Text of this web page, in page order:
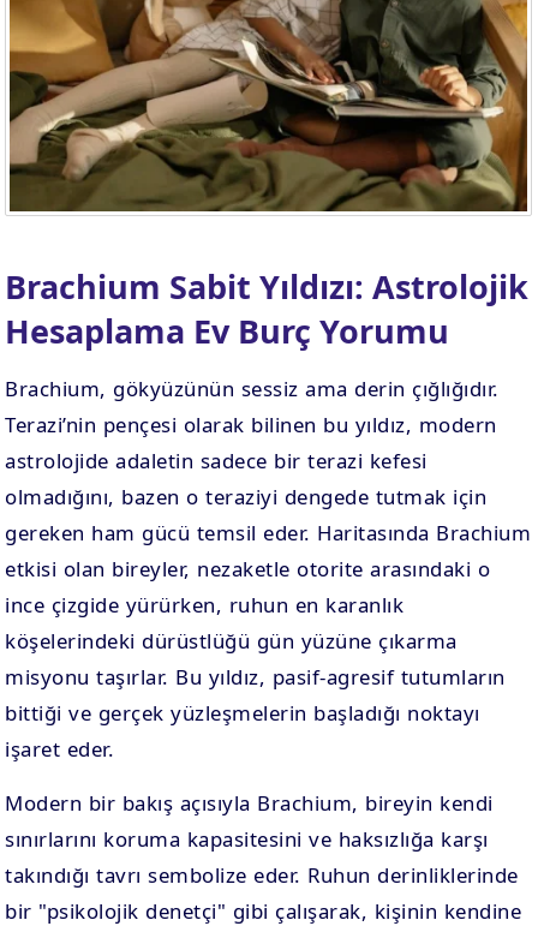
EV4. EV
10. EV
Brachium Sabit Yıldızı: Astrolojik
Hesaplama Ev Burç Yorumu
Brachium, gökyüzünün sessiz ama derin çığlığıdır.
Terazi’nin pençesi olarak bilinen bu yıldız, modern
astrolojide adaletin sadece bir terazi kefesi
olmadığını, bazen o teraziyi dengede tutmak için
gereken ham gücü temsil eder. Haritasında Brachium
etkisi olan bireyler, nezaketle otorite arasındaki o
ince çizgide yürürken, ruhun en karanlık
köşelerindeki dürüstlüğü gün yüzüne çıkarma
misyonu taşırlar. Bu yıldız, pasif-agresif tutumların
bittiği ve gerçek yüzleşmelerin başladığı noktayı
işaret eder.
Modern bir bakış açısıyla Brachium, bireyin kendi
sınırlarını koruma kapasitesini ve haksızlığa karşı
takındığı tavrı sembolize eder. Ruhun derinliklerinde
bir "psikolojik denetçi" gibi çalışarak, kişinin kendine